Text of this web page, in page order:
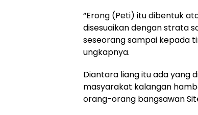
“Erong (Peti) itu dibentuk
disesuaikan dengan strata
seseorang sampai kepada
ungkapnya.
Diantara liang itu ada yang
masyarakat kalangan
orang-orang bangsawan